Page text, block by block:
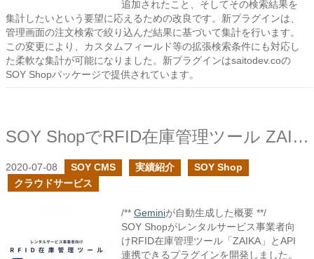
追加されたこと、そしてその検索結果を
集計したいという要望に応えるための改良です。新プラグインは、
管理画面の注文検索で絞り込んだ結果に基づいて集計を行います。
この変更により、カスタムフィールド等の拡張検索条件にも対応し
た柔軟な集計が可能になりました。新プラグインはsaitodev.coの
SOY Shopパッケージで提供されています。
SOY ShopでRFID在庫管理ツール ZAIKAに対応しました
2020-07-08 SOY CMS 実績紹介
SOY Shop
クラウドサービス
/** Geminiが自動生成した概要 **/
SOY Shopがレンタルサービス事業者向
けRFID在庫管理ツール「ZAIKA」とAPI
連携できるプラグインを開発しました。